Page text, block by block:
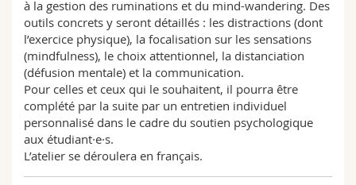
à la gestion des ruminations et du mind-wandering. Des
outils concrets y seront détaillés : les distractions (dont
l’exercice physique), la focalisation sur les sensations
(mindfulness), le choix attentionnel, la distanciation
(défusion mentale) et la communication.
Pour celles et ceux qui le souhaitent, il pourra être
complété par la suite par un entretien individuel
personnalisé dans le cadre du soutien psychologique
aux étudiant·e·s.
L’atelier se déroulera en français.